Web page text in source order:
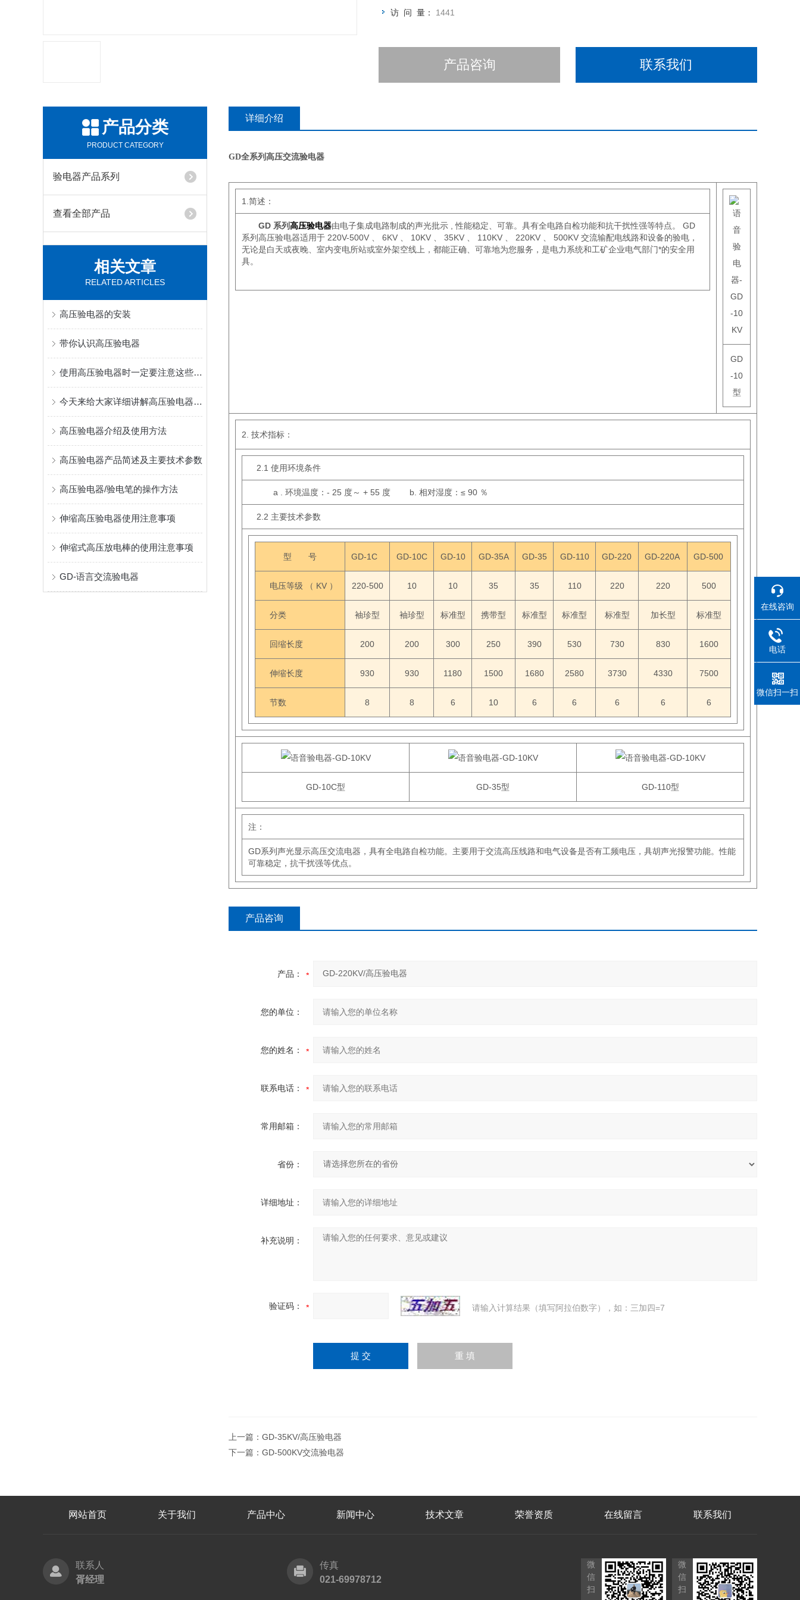
访 问 量： 1441
产品咨询 联系我们
产品分类
PRODUCT CATEGORY
验电器产品系列
查看全部产品
相关文章
RELATED ARTICLES
高压验电器的安装
带你认识高压验电器
使用高压验电器时一定要注意这些操作
今天来给大家详细讲解高压验电器的功能与特点
高压验电器介绍及使用方法
高压验电器产品简述及主要技术参数
高压验电器/验电笔的操作方法
伸缩高压验电器使用注意事项
伸缩式高压放电棒的使用注意事项
GD-语言交流验电器
详细介绍
GD全系列高压交流验电器
1.简述：
GD 系列高压验电器由电子集成电路制成的声光批示 , 性能稳定、可靠。具有全电路自检功能和抗干扰性强等特点。 GD
系列高压验电器适用于 220V-500V 、 6KV 、 10KV 、 35KV 、 110KV 、 220KV 、 500KV 交流输配电线路和设备的验电，
无论是白天或夜晚、室内变电所站或室外架空线上，都能正确、可靠地为您服务，是电力系统和工矿企业电气部门*的安全用
具。
GD
-10
型
2. 技术指标 ：
2.1 使用环境条件
a . 环境温度：- 25 度～ + 55 度 b. 相对湿度：≤ 90 ％
2.2 主要技术参数
型 号 GD-1C GD-10C GD-10 GD-35A GD-35 GD-110 GD-220 GD-220A GD-500
电压等级 （ KV ） 220-500 10 10 35 35 110 220 220 500
分类 袖珍型 袖珍型 标准型 携带型 标准型 标准型 标准型 加长型 标准型
回缩长度 200 200 300 250 390 530 730 830 1600
伸缩长度 930 930 1180 1500 1680 2580 3730 4330 7500
节数 8 8 6 10 6 6 6 6 6
GD-10C型 GD-35型 GD-110型
注：
GD系列声光显示高压交流电器，具有全电路自检功能。主要用于交流高压线路和电气设备是否有工频电压，具胡声光报警功能。性能
可靠稳定，抗干扰强等优点。
产品咨询
产品：
您的单位：
您的姓名：
联系电话：
常用邮箱：
省份：
详细地址：
补充说明：
验证码： 请输入计算结果（填写阿拉伯数字），如：三加四=7
上一篇： GD-35KV/高压验电器
下一篇： GD-500KV交流验电器
网站首页 关于我们 产品中心 新闻中心 技术文章 荣誉资质 在线留言 联系我们
联系人
胥经理
传真
021-69978712
微
信
扫
微
信
扫
在线咨询
电话
微信扫一扫